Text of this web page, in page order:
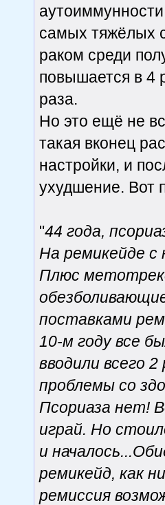
самых тяжёлых
раком среди
повышается в 4
раза.
Но это ещё не
такая вконец
настройки, и
ухудшение. Вот
"44 года,
На ремикейде с
Плюс
поставками
10-м году все
вводили всего
проблемы со
Псориаза нет!
играй. Но
и
ремикейд, как
ремиссия